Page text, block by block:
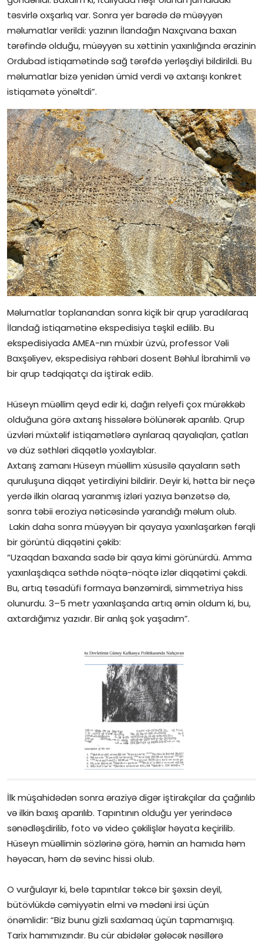
təsvirlə oxşarlıq var. Sonra yer barədə də müəyyən
məlumatlar verildi: yazının İlandağın Naxçıvana baxan
tərəfində olduğu, müəyyən su xəttinin yaxınlığında ərazinin
Ordubad istiqamətində sağ tərəfdə yerləşdiyi bildirildi. Bu
məlumatlar bizə yenidən ümid verdi və axtarışı konkret
istiqamətə yönəltdi”.
Məlumatlar toplanandan sonra kiçik bir qrup yaradılaraq
İlandağ istiqamətinə ekspedisiya təşkil edilib. Bu
ekspedisiyada AMEA-nın müxbir üzvü, professor Vəli
Baxşəliyev, ekspedisiya rəhbəri dosent Bəhlul İbrahimli və
bir qrup tədqiqatçı da iştirak edib.
Hüseyn müəllim qeyd edir ki, dağın relyefi çox mürəkkəb
olduğuna görə axtarış hissələrə bölünərək aparılıb. Qrup
üzvləri müxtəlif istiqamətlərə ayrılaraq qayalıqları, çatları
və düz səthləri diqqətlə yoxlayıblar.
Axtarış zamanı Hüseyn müəllim xüsusilə qayaların səth
quruluşuna diqqət yetirdiyini bildirir. Deyir ki, hətta bir neçə
yerdə ilkin olaraq yaranmış izləri yazıya bənzətsə də,
sonra təbii eroziya nəticəsində yarandığı məlum olub.
Lakin daha sonra müəyyən bir qayaya yaxınlaşarkən fərqli
bir görüntü diqqətini çəkib:
“Uzaqdan baxanda sadə bir qaya kimi görünürdü. Amma
yaxınlaşdıqca səthdə nöqtə-nöqtə izlər diqqətimi çəkdi.
Bu, artıq təsadüfi formaya bənzəmirdi, simmetriya hiss
olunurdu. 3–5 metr yaxınlaşanda artıq əmin oldum ki, bu,
axtardığımız yazıdır. Bir anlıq şok yaşadım”.
İlk müşahidədən sonra əraziyə digər iştirakçılar da çağırılıb
və ilkin baxış aparılıb. Tapıntının olduğu yer yerindəcə
sənədləşdirilib, foto və video çəkilişlər həyata keçirilib.
Hüseyn müəllimin sözlərinə görə, həmin an hamıda həm
həyəcan, həm də sevinc hissi olub.
O vurğulayır ki, belə tapıntılar təkcə bir şəxsin deyil,
bütövlükdə cəmiyyətin elmi və mədəni irsi üçün
önəmlidir: “Biz bunu gizli saxlamaq üçün tapmamışıq.
Tarix hamımızındır. Bu cür abidələr gələcək nəsillərə